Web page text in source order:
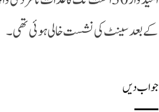
کے بعد سینٹ کی نشست خالی ہوئی تھی۔
جواب دیں